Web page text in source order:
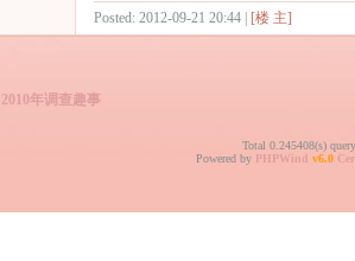
Posted: 2012-09-21 20:44 | [楼 主]
2010年调查趣事
Total 0.245408(s)
Powered by PHPWind v6.0